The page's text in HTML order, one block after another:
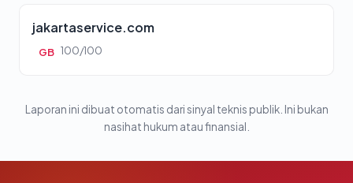
jakartaservice.com
GB 100/100
Laporan ini dibuat otomatis dari sinyal teknis publik. Ini bukan
nasihat hukum atau finansial.